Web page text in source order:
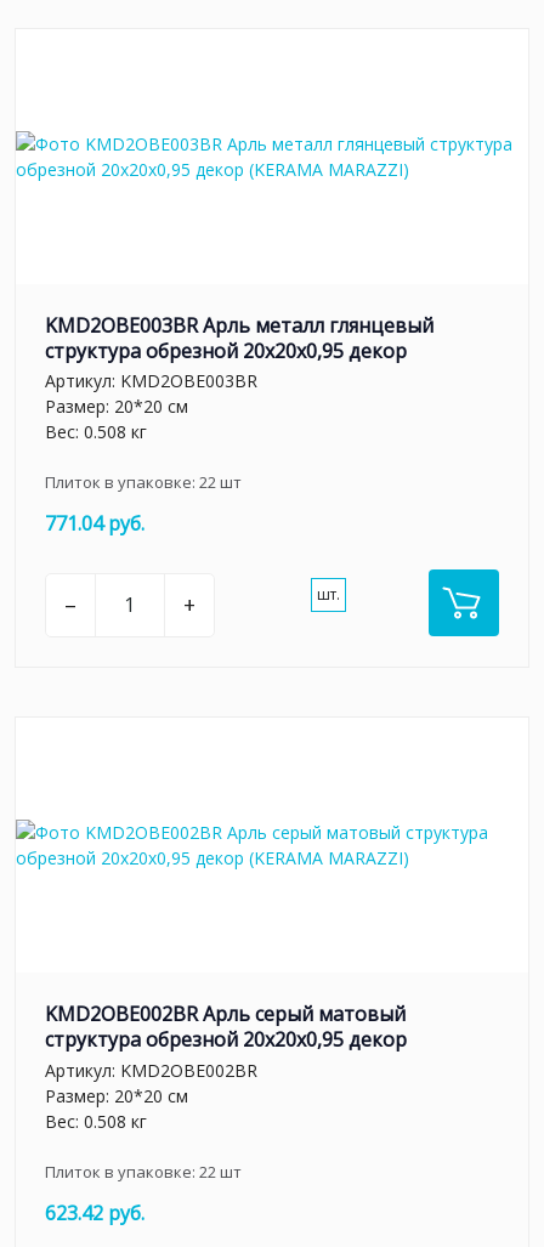
KMD2OBE003BR Арль металл глянцевый
структура обрезной 20x20x0,95 декор
Артикул: KMD2OBE003BR
Размер: 20*20 см
Вес: 0.508 кг
Плиток в упаковке: 22шт
771.04 руб.
– + шт.
KMD2OBE002BR Арль серый матовый
структура обрезной 20x20x0,95 декор
Артикул: KMD2OBE002BR
Размер: 20*20 см
Вес: 0.508 кг
Плиток в упаковке: 22шт
623.42 руб.